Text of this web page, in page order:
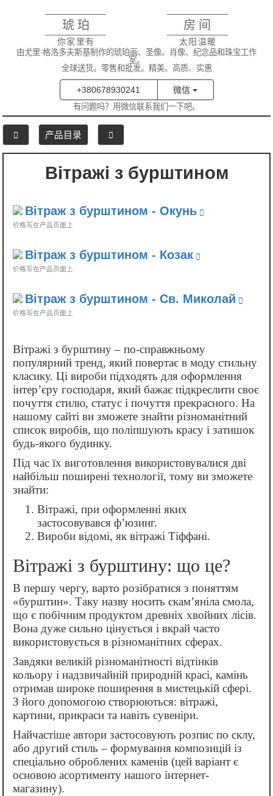
琥珀 房间
你家里有 太阳温暖
由尤里·格洛多夫斯基制作的琥珀画、圣像、肖像、纪念品和珠宝工作
室。
全球送货。零售和批发。精美、高质、实惠
+380678930241 微信
有问题吗？用微信联系我们一下吧。
产品目录
Вітражі з бурштином
Вітраж з бурштином - Окунь
价格写在产品页面上
Вітраж з бурштином - Козак
价格写在产品页面上
Вітраж з бурштином - Св. Миколай
价格写在产品页面上
Вітражі з бурштину – по-справжньому
популярний тренд, який повертає в моду стильну
класику. Ці вироби підходять для оформлення
інтер’єру господаря, який бажає підкреслити своє
почуття стилю, статус і почуття прекрасного. На
нашому сайті ви зможете знайти різноманітний
список виробів, що поліпшують красу і затишок
будь-якого будинку.
Під час їх виготовлення використовувалися дві
найбільш поширені технології, тому ви зможете
знайти:
Вітражі, при оформленні яких
застосовувався ф’юзинг.
Вироби відомі, як вітражі Тіффані.
Вітражі з бурштину: що це?
В першу чергу, варто розібратися з поняттям
«бурштин». Таку назву носить скам’яніла смола,
що є побічним продуктом древніх хвойних лісів.
Вона дуже сильно цінується і вкрай часто
використовується в різноманітних сферах.
Завдяки великій різноманітності відтінків
кольору і надзвичайнiй природній красі, камінь
отримав широке поширення в мистецькій сфері.
З його допомогою створюються: вітражі,
картини, прикраси та навіть сувеніри.
Найчастіше автори застосовують розпис по склу,
або другий стиль – формування композицій із
спеціально оброблених каменів (цей варіант є
основою асортименту нашого інтернет-
магазину).